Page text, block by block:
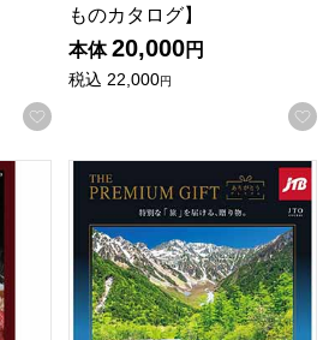
お気に入りに登録する
ものカタログ】
本体 20,000円
税込 22,000円
【カタログギフト】【贈りもの
ありがとうプレミアム JTO